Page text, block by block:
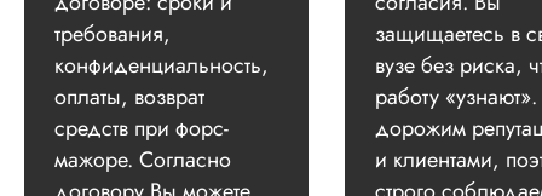
требования,
конфиденциальность,
оплаты, возврат
средств при форс-
мажоре. Согласно
защищаетесь в
вузе без риска,
работу
дорожим
и клиентами,